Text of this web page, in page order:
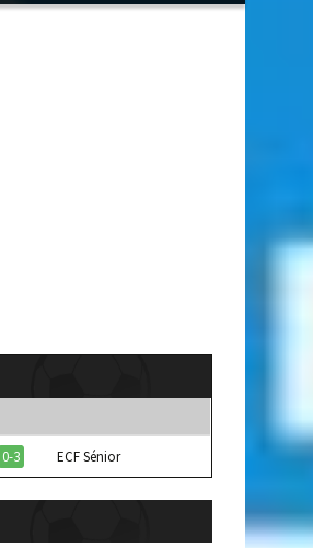
0-3 ECF Sénior